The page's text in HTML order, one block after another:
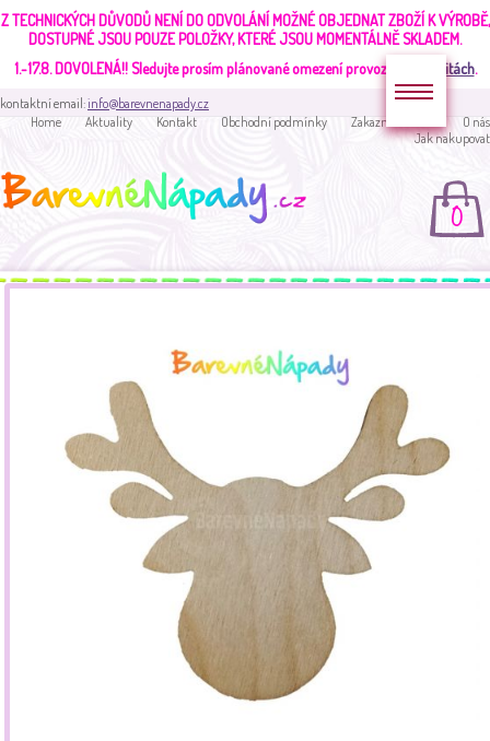
Z TECHNICKÝCH DŮVODŮ NENÍ DO ODVOLÁNÍ MOŽNÉ OBJEDNAT ZBOŽÍ K VÝROBĚ,
DOSTUPNÉ JSOU POUZE POLOŽKY, KTERÉ JSOU MOMENTÁLNĚ SKLADEM.
1.-17.8. DOVOLENÁ!!Sledujte prosím plánované omezení provozu v aktualitách.
kontaktní email:info@barevnenapady.cz
Home
Aktuality Kontakt Obchodní podmínky Zakaznická sekce
O nás
Jak nakupovat
0